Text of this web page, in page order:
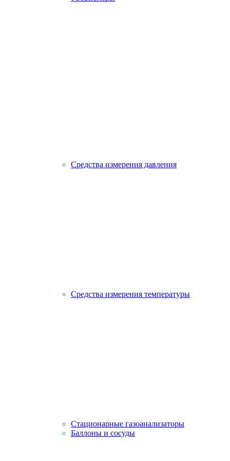
Средства измерения давления
Средства измерения температуры
Стационарные газоанализаторы
Баллоны и сосуды